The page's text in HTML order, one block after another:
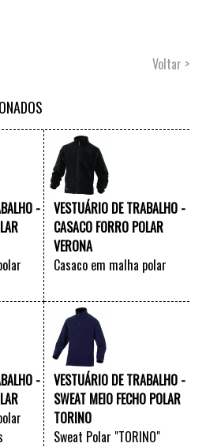
Voltar >
-
VESTUÁRIO DE TRABALHO -
CASACO FORRO POLAR
VERONA
Casaco em malha polar
-
VESTUÁRIO DE TRABALHO -
SWEAT MEIO FECHO POLAR
TORINO
Sweat Polar "TORINO"